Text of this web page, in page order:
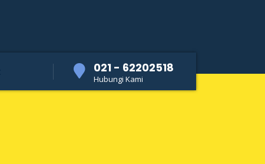
021 - 62202518
Hubungi Kami